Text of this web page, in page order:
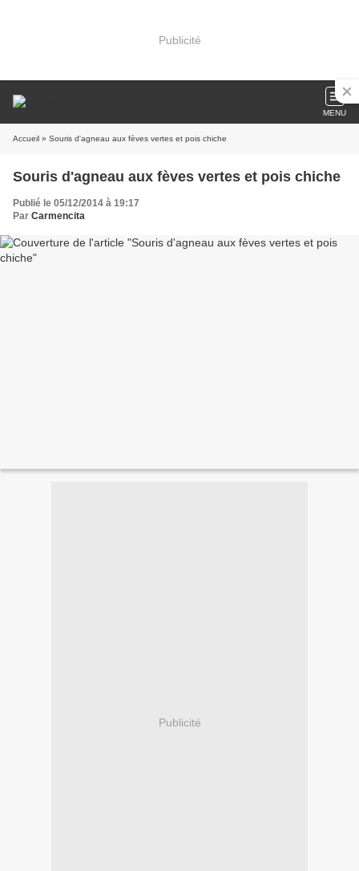
Publicité
MENU
Accueil » Souris d'agneau aux fèves vertes et pois chiche
Souris d'agneau aux fèves vertes et pois chiche
Publié le 05/12/2014 à 19:17
Par Carmencita
Publicité